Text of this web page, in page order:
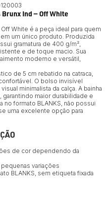
Ind — Off White
White é a peça ideal para quem
um único produto. Produzida
gramatura de 400 g/m²,
e de toque macio. Sua
moderno e versátil,
de 5 cm rebatido na catraca,
O bolso invisível
minimalista da calça. A bainha
garantindo maior durabilidade e
no formato BLANKS, não possui
uma excelente opção para
de cor dependendo da
variações
BLANKS, sem etiqueta fixada